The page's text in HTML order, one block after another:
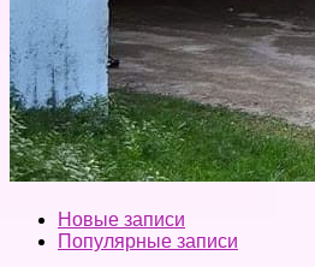
Новые записи
Популярные записи